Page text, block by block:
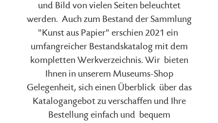
und Bild von vielen Seiten beleuchtet
werden. Auch zum Bestand der Sammlung
"Kunst aus Papier" erschien 2021 ein
umfangreicher Bestandskatalog mit dem
kompletten Werkverzeichnis. Wir bieten
Ihnen in unserem Museums-Shop
Gelegenheit, sich einen Überblick über das
Katalogangebot zu verschaffen und Ihre
Bestellung einfach und bequem